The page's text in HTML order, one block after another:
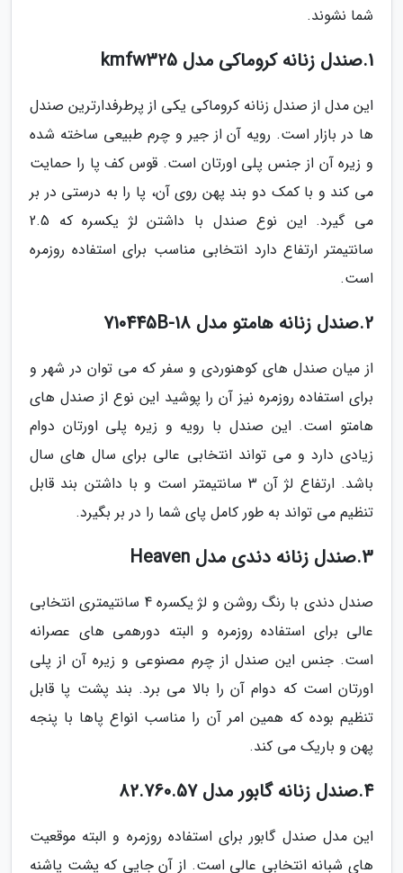
شما نشوند.
1.صندل زنانه کروماکی مدل kmfw325
این مدل از صندل زنانه کروماکی یکی از پرطرفدارترین صندل
ها در بازار است. رویه آن از جیر و چرم طبیعی ساخته شده
و زیره آن از جنس پلی اورتان است. قوس کف پا را حمایت
می کند و با کمک دو بند پهن روی آن، پا را به درستی در بر
می گیرد. این نوع صندل با داشتن لژ یکسره که 2.5
سانتیمتر ارتفاع دارد انتخابی مناسب برای استفاده روزمره
است.
2.صندل زنانه هامتو مدل 710445B-18
از میان صندل های کوهنوردی و سفر که می توان در شهر و
برای استفاده روزمره نیز آن را پوشید این نوع از صندل های
هامتو است. این صندل با رویه و زیره پلی اورتان دوام
زیادی دارد و می تواند انتخابی عالی برای سال های سال
باشد. ارتفاع لژ آن 3 سانتیمتر است و با داشتن بند قابل
تنظیم می تواند به طور کامل پای شما را در بر بگیرد.
3.صندل زنانه دندی مدل Heaven
صندل دندی با رنگ روشن و لژ یکسره 4 سانتیمتری انتخابی
عالی برای استفاده روزمره و البته دورهمی های عصرانه
است. جنس این صندل از چرم مصنوعی و زیره آن از پلی
اورتان است که دوام آن را بالا می برد. بند پشت پا قابل
تنظیم بوده که همین امر آن را مناسب انواع پاها با پنجه
پهن و باریک می کند.
4.صندل زنانه گابور مدل 82.760.57
این مدل صندل گابور برای استفاده روزمره و البته موقعیت
های شبانه انتخابی عالی است. از آن جایی که پشت پاشنه